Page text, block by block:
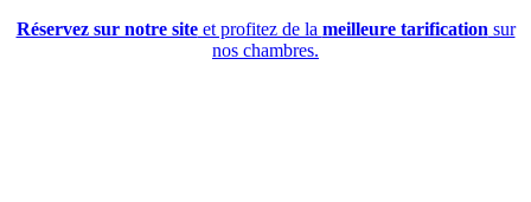
Réservez sur notre siteet profitez de la meilleure tarification sur
nos chambres.